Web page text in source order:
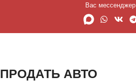
Вас мессенджер
ПРОДАТЬ АВТО